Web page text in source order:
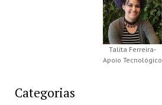
Talita Ferreira-
Apoio Tecnológico
Categorias